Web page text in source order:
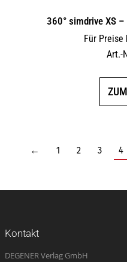
360° simdrive XS –
Für
Art.-
← 1 2 3 4
Kontakt
DEGENER Verlag GmbH